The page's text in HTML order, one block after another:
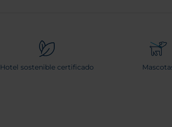
Hotel sostenible certificado